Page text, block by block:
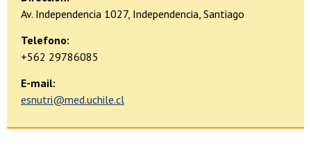
Av. Independencia 1027, Independencia, Santiago
Telefono:
+562 29786085
E-mail:
esnutri@med.uchile.cl